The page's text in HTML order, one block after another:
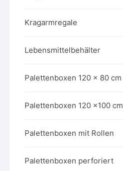
Kragarmregale
Lebensmittelbehälter
Palettenboxen 120 x 80 cm
Palettenboxen 120 x100 cm
Palettenboxen mit Rollen
Palettenboxen perforiert